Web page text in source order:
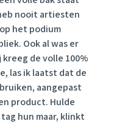
nooit artiesten
het podium
Ook al was er
de volle 100%
las ik laatst dat de
aangepast
product. Hulde
hun maar, klinkt